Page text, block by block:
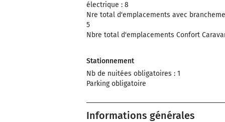
électrique : 8
Nre total d'emplacements avec
5
Nbre total d'emplacements Confort
Stationnement
Nb de nuitées obligatoires : 1
Parking obligatoire
Informations générales